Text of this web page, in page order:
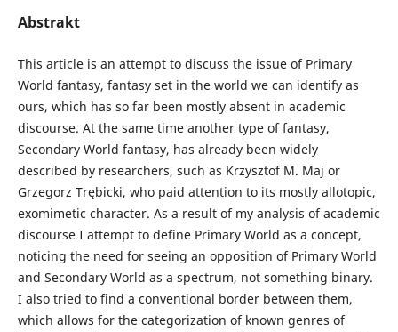
Abstrakt
This article is an attempt to discuss the issue of Primary
World fantasy, fantasy set in the world we can identify as
ours, which has so far been mostly absent in academic
discourse. At the same time another type of fantasy,
Secondary World fantasy, has already been widely
described by researchers, such as Krzysztof M. Maj or
Grzegorz Trębicki, who paid attention to its mostly allotopic,
exomimetic character. As a result of my analysis of academic
discourse I attempt to define Primary World as a concept,
noticing the need for seeing an opposition of Primary World
and Secondary World as a spectrum, not something binary.
I also tried to find a conventional border between them,
which allows for the categorization of known genres of